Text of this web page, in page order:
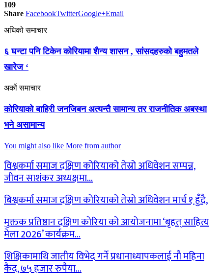
109
Share FacebookTwitterGoogle+Email
अघिको समाचार
६ घन्टा पनि टिकेन कोरियामा शैन्य शासन , सांसदहरुको बहुमतले
खारेज ‘
अर्को समाचार
कोरियाको बाहिरी जनजिबन अत्यन्तै सामान्य तर राजनीतिक अबस्था
भने असामान्य
You might also like More from author
विश्वकर्मा समाज दक्षिण कोरियाको तेस्रो अधिवेशन सम्पन्न,
जीवन साशंकर अध्यक्षमा…
बिश्वकर्मा समाज दक्षिण कोरियाको तेस्रो अधिवेशन मार्च १ हुँदै,
मुक्तक प्रतिष्ठान दक्षिण कोरिया को आयोजनामा ‘बृहत् साहित्य
मेला 2026’ कार्यक्रम…
शिक्षिकामाथि जातीय विभेद गर्ने प्रधानाध्यापकलाई नौ महिना
कैद, ७५ हजार रुपैया…